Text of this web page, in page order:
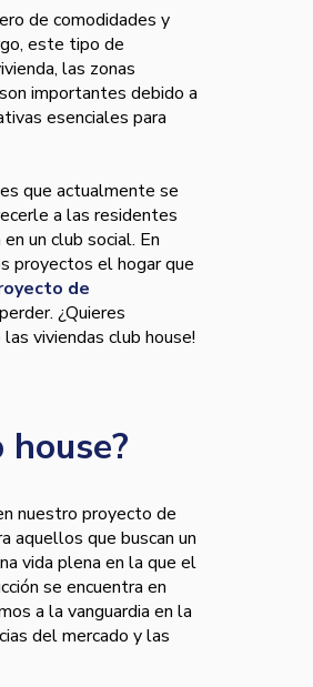
de comodidades y
este tipo de
las zonas
importantes debido a
esenciales para
que actualmente se
a las residentes
un club social. En
proyectos el hogar que
de
¿Quieres
viviendas club house!
nuestro proyecto de
aquellos que buscan un
vida plena en la que el
se encuentra en
a la vanguardia en la
del mercado y las